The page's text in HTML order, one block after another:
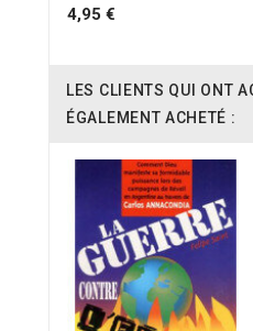
4,95 €
LES CLIENTS QUI ONT
ÉGALEMENT ACHETÉ :